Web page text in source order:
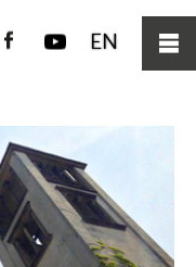
Facebook
YouTube
EN